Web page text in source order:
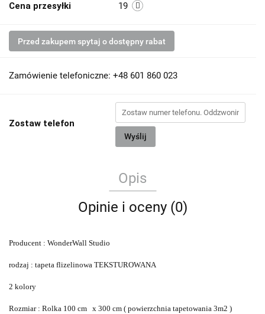
Cena przesyłki 19
Przed zakupem spytaj o dostępny rabat
Zamówienie telefoniczne: +48 601 860 023
Zostaw telefon
Wyślij
Opis
Opinie i oceny (0)
Producent : WonderWall Studio
rodzaj : tapeta flizelinowa TEKSTUROWANA
2 kolory
Rozmiar : Rolka 100 cm x 300 cm ( powierzchnia tapetowania 3m2 )